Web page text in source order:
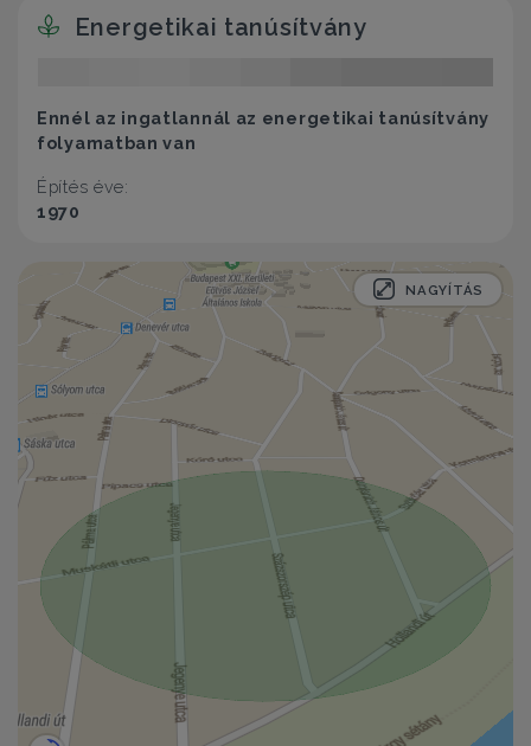
Energetikai tanúsítvány
Ennél az ingatlannál az energetikai tanúsítvány
folyamatban van
Építés éve:
1970
NAGYÍTÁS